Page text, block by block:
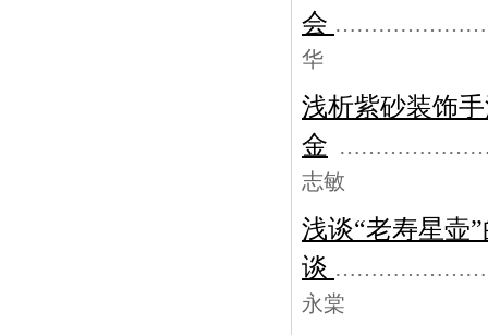
会
华
浅析紫砂装饰
金
志敏
浅谈“老寿星壶
谈
永棠